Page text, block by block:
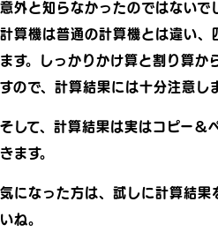
意外と知らなかったのではない
計算機は普通の計算機とは違い、
ます。しっかりかけ算と割り算か
すので、計算結果には十分注意し
そして、計算結果は実はコピー＆
きます。
気になった方は、試しに計算結果
いね。